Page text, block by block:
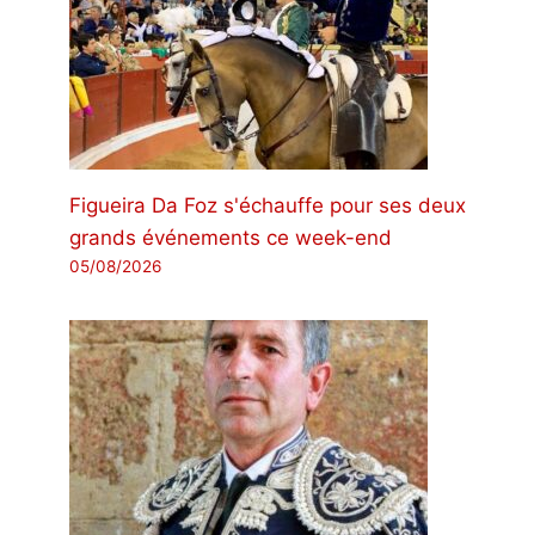
Figueira Da Foz s'échauffe pour ses deux
grands événements ce week-end
05/08/2026